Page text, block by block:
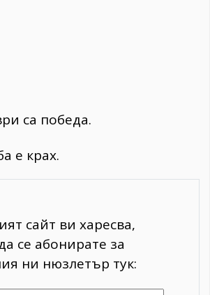
са победа.
е крах.
сайт ви харесва,
се абонирате за
ни нюзлетър тук: